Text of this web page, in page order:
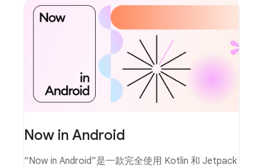
Now in Android
“Now in Android”是一款完全使用 Kotlin 和 Jetpack